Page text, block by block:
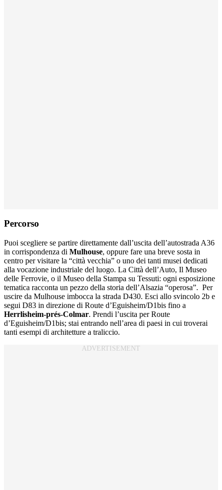
Percorso
Puoi scegliere se partire direttamente dall’uscita dell’autostrada A36
in corrispondenza di Mulhouse, oppure fare una breve sosta in
centro per visitare la “città vecchia” o uno dei tanti musei dedicati
alla vocazione industriale del luogo. La Città dell’Auto, Il Museo
delle Ferrovie, o il Museo della Stampa su Tessuti: ogni esposizione
tematica racconta un pezzo della storia dell’Alsazia “operosa”. Per
uscire da Mulhouse imbocca la strada D430. Esci allo svincolo 2b e
segui D83 in direzione di Route d’Eguisheim/D1bis fino a
Herrlisheim-prés-Colmar. Prendi l’uscita per Route
d’Eguisheim/D1bis; stai entrando nell’area di paesi in cui troverai
tanti esempi di architetture a traliccio.